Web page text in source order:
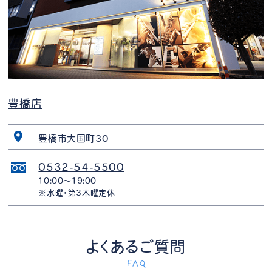
豊橋店
豊橋市大国町30
0532-54-5500
10:00〜19:00
※水曜・第3木曜定休
よくあるご質問
FAQ